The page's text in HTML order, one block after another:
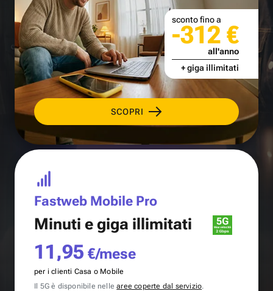
SCOPRI
sconto fino a
-312 €
all'anno
+ giga illimitati
Fastweb Mobile Pro
Minuti e giga illimitati
11,95 €/mese
per i clienti Casa o Mobile
Il 5G è disponibile nellearee coperte dal servizio.